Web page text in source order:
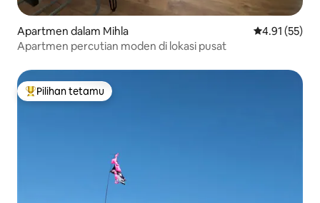
Apartmen dalam Mihla Penarafan
4.91 (55)
Apartmen percutian moden di lokasi pusat
Pilihan utama tetamu
Pilihan tetamu